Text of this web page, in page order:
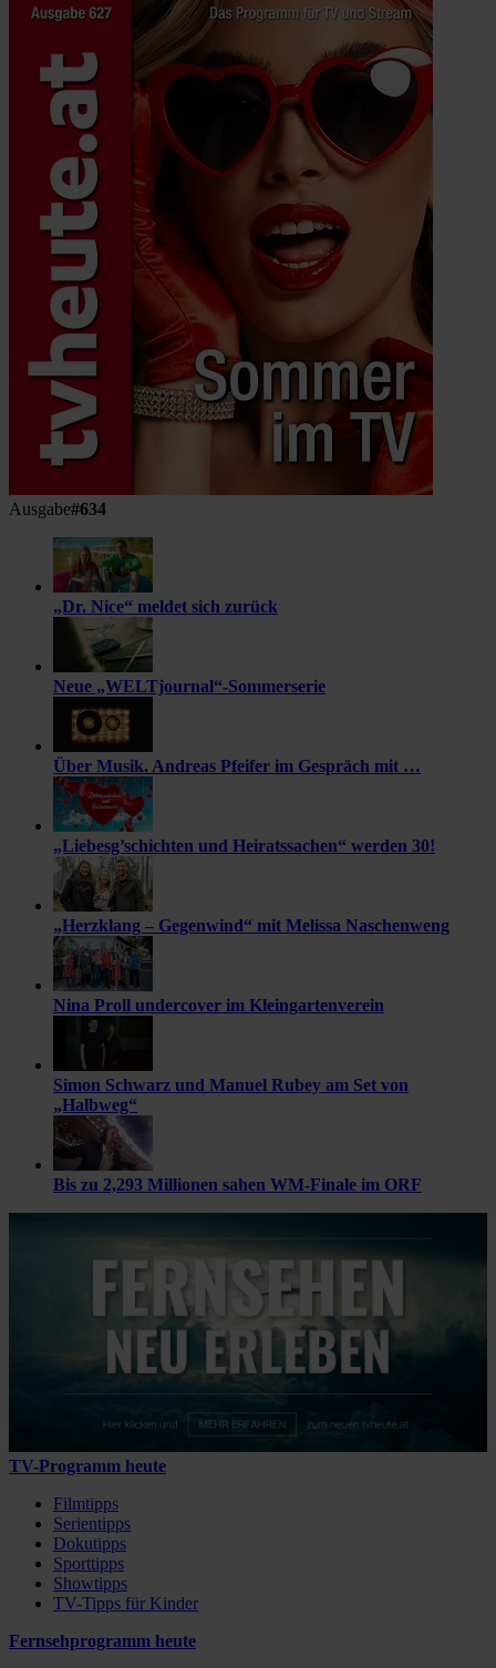
Ausgabe#634
„Dr. Nice“ meldet sich zurück
Neue „WELTjournal“-Sommerserie
Über Musik. Andreas Pfeifer im Gespräch mit …
„Liebesg’schichten und Heiratssachen“ werden 30!
„Herzklang – Gegenwind“ mit Melissa Naschenweng
Nina Proll undercover im Kleingartenverein
Simon Schwarz und Manuel Rubey am Set von
„Halbweg“
Bis zu 2,293 Millionen sahen WM-Finale im ORF
TV-Programm heute
Filmtipps
Serientipps
Dokutipps
Sporttipps
Showtipps
TV-Tipps für Kinder
Fernsehprogramm heute